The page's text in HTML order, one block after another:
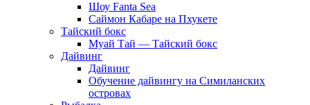
Шоу Fanta Sea
Саймон Кабаре на Пхукете
Тайский бокс
Муай Тай — Тайский бокс
Дайвинг
Дайвинг
Обучение дайвингу на Симиланских
островах